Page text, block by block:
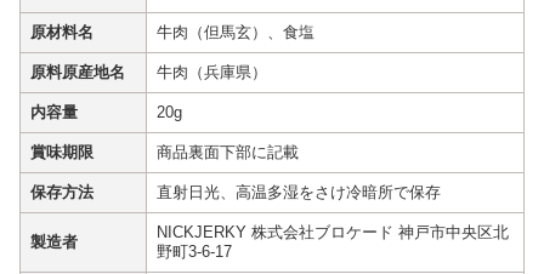
原材料名 牛肉（但馬玄）、食塩
原料原産地名 牛肉（兵庫県）
内容量 20g
賞味期限 商品裏面下部に記載
保存方法 直射日光、高温多湿をさけ冷暗所で保存
製造者
NICKJERKY 株式会社ブロケード 神戸市中央区北
野町3-6-17